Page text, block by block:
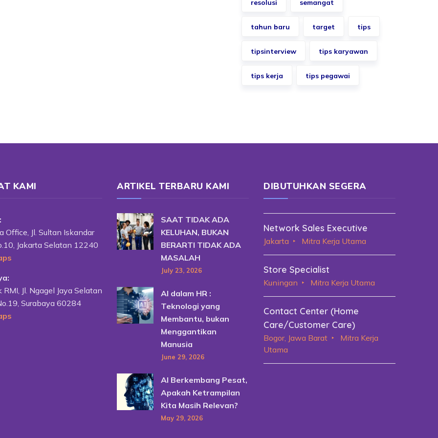
resolusi semangat
tahun baru target tips
tipsinterview tips karyawan
tips kerja tips pegawai
KAMI
Office, Jl. Sultan Iskandar
Jakarta Selatan 12240
RMI, Jl. Ngagel Jaya Selatan
Surabaya 60284
ARTIKEL TERBARU KAMI
SAAT TIDAK ADA
KELUHAN, BUKAN
BERARTI TIDAK ADA
MASALAH
July 23, 2026
AI dalam HR :
Teknologi yang
Membantu, bukan
Menggantikan
Manusia
June 29, 2026
AI Berkembang Pesat,
Apakah Ketrampilan
Kita Masih Relevan?
May 29, 2026
DIBUTUHKAN SEGERA
Network Sales Executive
Jakarta Mitra Kerja Utama
Store Specialist
Kuningan Mitra Kerja Utama
Contact Center (Home
Care/Customer Care)
Bogor, Jawa Barat
Mitra Kerja
Utama